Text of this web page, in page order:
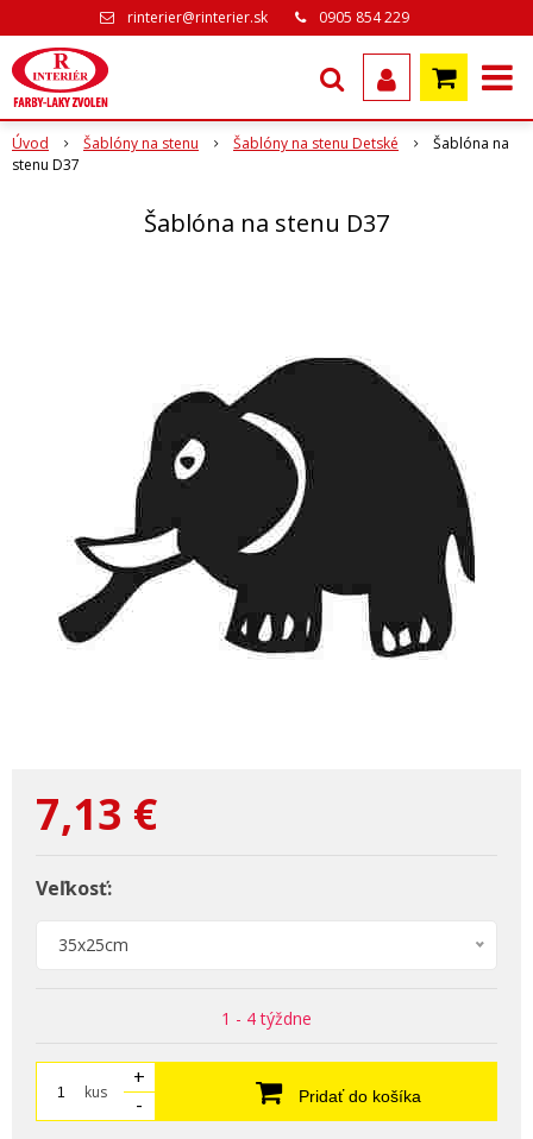
rinterier@rinterier.sk 0905 854 229
Úvod Šablóny na stenu Šablóny na stenu Detské
Šablóna na
stenu D37
Šablóna na stenu D37
7,13 €
Veľkosť:
35x25cm
1 - 4 týždne
kus
+
-
Pridať do košíka